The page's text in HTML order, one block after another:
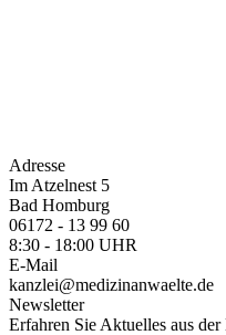
Adresse
Im Atzelnest 5
Bad Homburg
06172 - 13 99 60
8:30 - 18:00 UHR
E-Mail
kanzlei@medizinanwaelte.de
Newsletter
Erfahren Sie Aktuelles aus